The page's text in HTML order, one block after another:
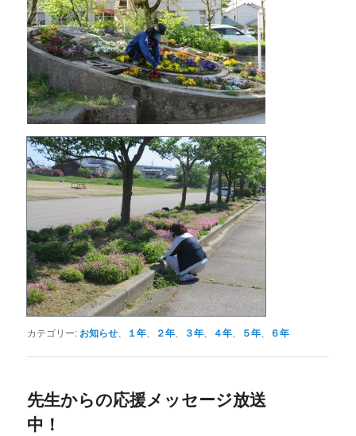
カテゴリー: お知らせ １年 ２年 ３年 ４年 ５年 ６年
先生からの応援メッセージ放送
中！